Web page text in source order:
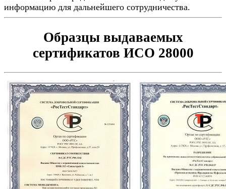
информацию для дальнейшего сотрудничества.
Образцы выдаваемых
сертификатов ИСО 28000